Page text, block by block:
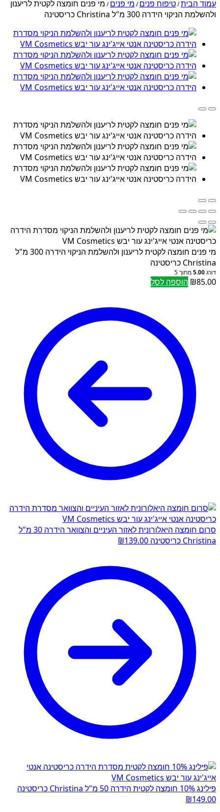
עמוד הבית/טיפוח פנים/ מי פנים/ מי פנים חומצה לקטית לריענון
ולהשלמת הניקוי הידרה 300 מ"ל Christina כריסטינה
מי פנים חומצה לקטית לריענון ולהשלמת הניקוי הידרה 300 מ"ל
Christina כריסטינה
דורג5.00מתוך 5
₪85.00 הוספה לסל
סרום חומצה היאלורונית לאזור העיניים והצוואר הידרה 30 מ"ל
Christina כריסטינה
₪139.00
פילינג 10% חומצה לקטית הידרה 50 מ"ל Christina כריסטינה
₪149.00